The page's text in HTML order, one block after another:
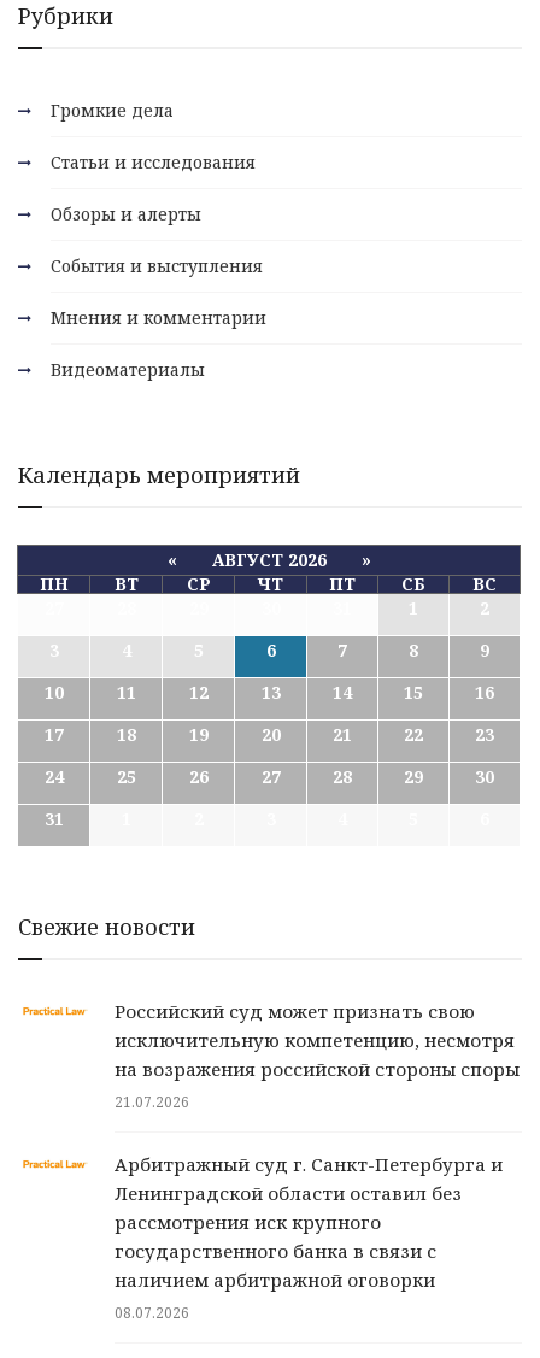
Рубрики
Громкие дела
Статьи и исследования
Обзоры и алерты
События и выступления
Мнения и комментарии
Видеоматериалы
Календарь мероприятий
« АВГУСТ 2026
»
ПН
ВТ СР ЧТ ПТ СБ
ВС
1
2
3
4 5 6 7 8
9
10
11 12 13 14 15
16
17
18 19 20 21 22
23
24
25 26 27 28 29
30
31
Свежие новости
Российский суд может признать свою
исключительную компетенцию, несмотря
на возражения российской стороны споры
21.07.2026
Арбитражный суд г. Санкт-Петербурга и
Ленинградской области оставил без
рассмотрения иск крупного
государственного банка в связи с
наличием арбитражной оговорки
08.07.2026